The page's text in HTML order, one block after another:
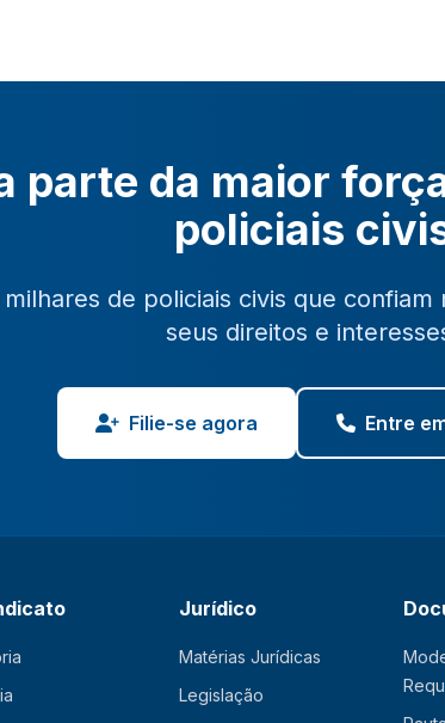
parte da maior
policiais
de policiais civis que confiam
seus direitos e
Filie-se agora Entre
Jurídico
Matérias Jurídicas
Legislação